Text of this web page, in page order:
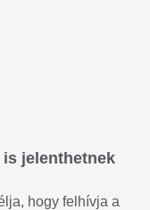
jelenthetnek
hogy felhívja a